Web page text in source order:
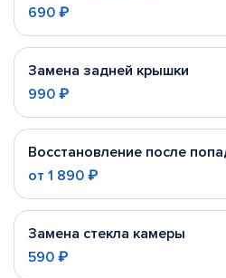
690 ₽
Замена задней крышки
990 ₽
Восстановление после
от 1 890 ₽
Замена стекла камеры
590 ₽